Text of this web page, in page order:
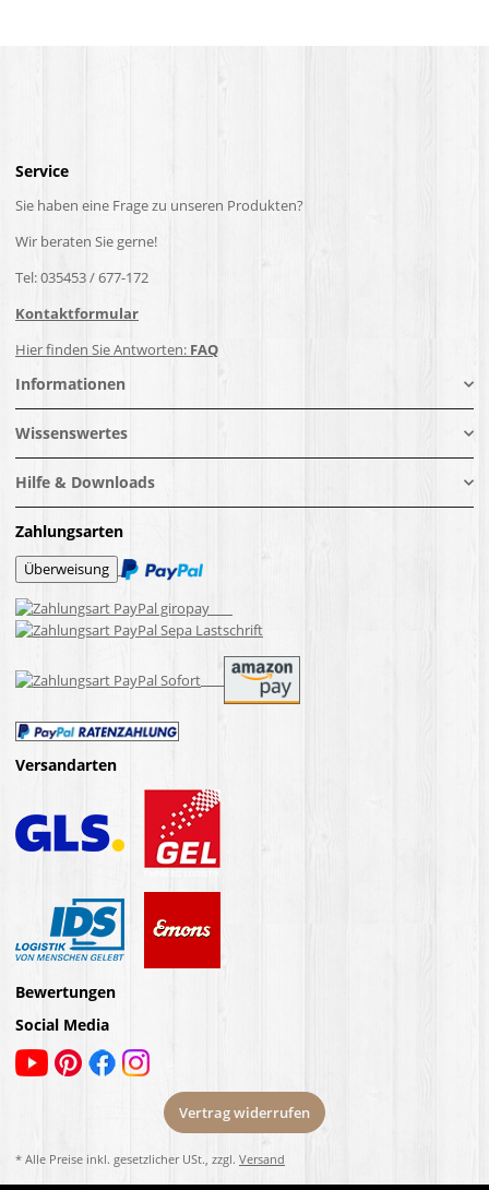
Service
Sie haben eine Frage zu unseren Produkten?
Wir beraten Sie gerne!
Tel: 035453 / 677-172
Kontaktformular
Hier finden Sie Antworten: FAQ
Informationen
Wissenswertes
Hilfe & Downloads
Zahlungsarten
Versandarten
Bewertungen
Social Media
Vertrag widerrufen
* Alle Preise inkl. gesetzlicher USt., zzgl. Versand